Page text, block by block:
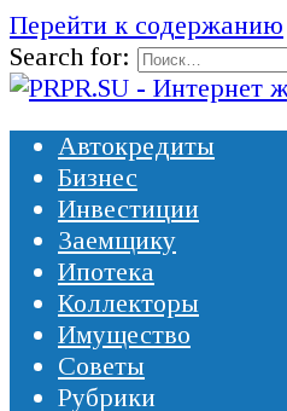
Перейти к содержанию
Search for:
Автокредиты
Бизнес
Инвестиции
Заемщику
Ипотека
Коллекторы
Имущество
Советы
Рубрики